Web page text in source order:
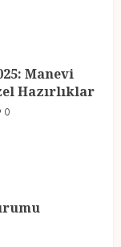
Hazırlıklar
0
Manevi
Hazırlıklar
0